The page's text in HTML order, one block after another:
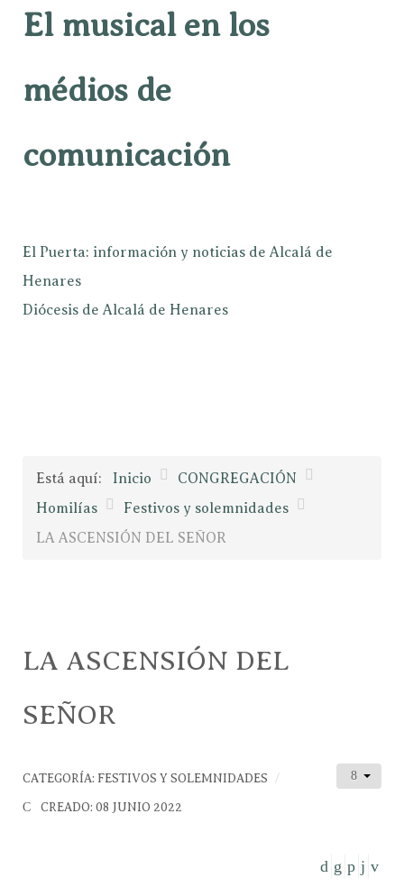
El musical en los
médios de
comunicación
El Puerta: información y noticias de Alcalá de
Henares
Diócesis de Alcalá de Henares
Está aquí: Inicio
CONGREGACIÓN
Homilías
Festivos y solemnidades
LA ASCENSIÓN DEL SEÑOR
LA ASCENSIÓN DEL
SEÑOR
CATEGORÍA: FESTIVOS Y SOLEMNIDADES
CREADO: 08 JUNIO 2022